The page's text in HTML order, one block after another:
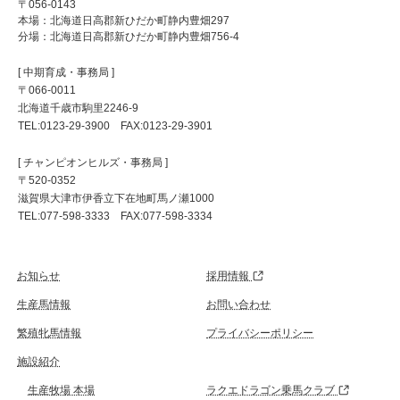
〒056-0143
本場：北海道日高郡新ひだか町静内豊畑297
分場：北海道日高郡新ひだか町静内豊畑756-4
[ 中期育成・事務局 ]
〒066-0011
北海道千歳市駒里2246-9
TEL:0123-29-3900 FAX:0123-29-3901
[ チャンピオンヒルズ・事務局 ]
〒520-0352
滋賀県大津市伊香立下在地町馬ノ瀬1000
TEL:077-598-3333 FAX:077-598-3334
お知らせ
生産馬情報
繁殖牝馬情報
施設紹介
生産牧場 本場
採用情報
お問い合わせ
プライバシーポリシー
ラクエドラゴン乗馬クラブ